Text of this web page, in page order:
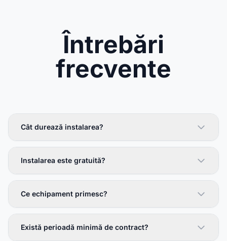
Întrebări
frecvente
Cât durează instalarea?
Instalarea este gratuită?
Ce echipament primesc?
Există perioadă minimă de contract?